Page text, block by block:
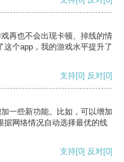
再也不会出现卡顿、掉线的情
个app，我的游戏水平提升了
支持[0] 反对[0]
一些新功能。比如，可以增加
据网络情况自动选择最优的线
支持[0] 反对[0]